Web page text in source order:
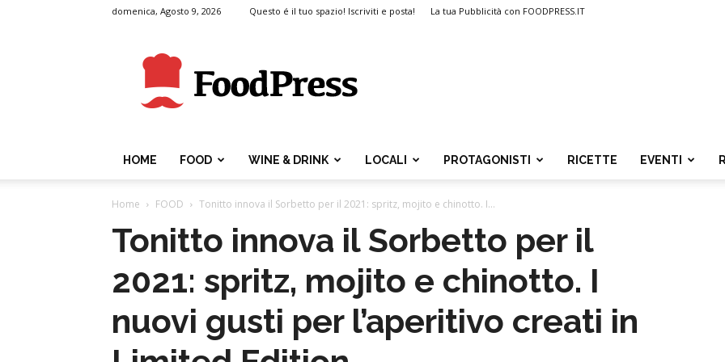
domenica, Agosto 9, 2026 Questo é il tuo spazio! Iscriviti e posta! La tua Pubblicità con FOODPRESS.IT
FoodPress
HOME FOOD WINE & DRINK LOCALI PROTAGONISTI RICETTE EVENTI
Home FOOD Tonitto innova il Sorbetto per il 2021: spritz, mojito e chinotto. I...
Tonitto innova il Sorbetto per il
2021: spritz, mojito e chinotto. I
nuovi gusti per l’aperitivo creati in